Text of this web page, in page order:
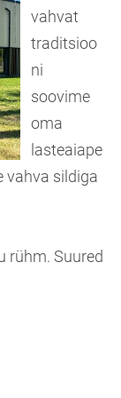
vahvat
traditsioo
ni
soovime
oma
lasteaiape
vahva sildiga
rühm. Suured